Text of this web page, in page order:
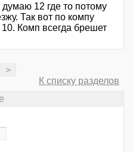
12 где то потому
Так вот по компу
Комп всегда брешет
>
К списку разделов